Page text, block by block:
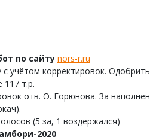
по сайту nors-r.ru
учётом корректировок.
117 т.р.
отв. О. Горюнова. За
(5 за, 1 воздержался)
2020